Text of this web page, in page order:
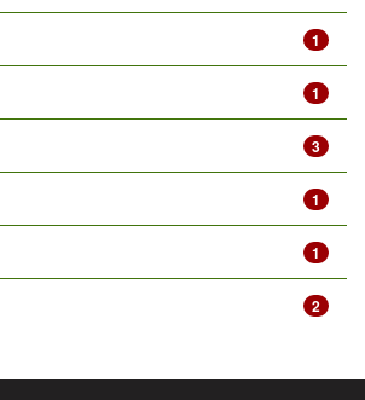
1
1
3
1
1
2